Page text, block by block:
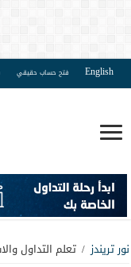
English فتح حساب حقيقي
نور تريندز / تعلم التداول